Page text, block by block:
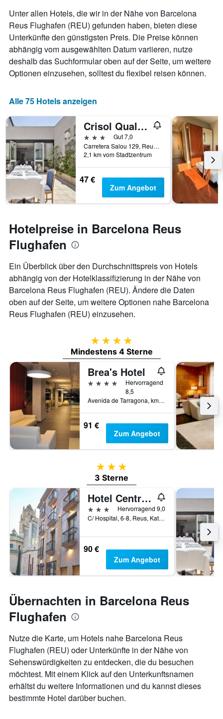
1
X-
Achse,
die
die
Wochentage
anzeigt.
hat
die
den
durchschnittlichen
Zimmerpreis
anzeigt.
Unter allen Hotels, die wir in der Nähe von Barcelona
Reus Flughafen (REU) gefunden haben, bieten diese
Unterkünfte den günstigsten Preis. Die Preise können
abhängig vom ausgewählten Datum variieren, nutze
deshalb das Suchformular oben auf der Seite, um weitere
Optionen einzusehen, solltest du flexibel reisen können.
Alle 75 Hotels anzeigen
Crisol Quality Reus
3 Sterne
Gut 7,0
Carretera Salou 129, Reus, Katalonien, Spanien
2,1 km vom Stadtzentrum
47 €
Zum Angebot
Hotelpreise in Barcelona Reus
Flughafen
Ein Überblick über den Durchschnittspreis von Hotels
abhängig von der Hotelklassifizierung in der Nähe von
Barcelona Reus Flughafen (REU). Ändere die Daten
oben auf der Seite, um weitere Optionen nahe Barcelona
Reus Flughafen (REU) einzusehen.
4 Sterne
Mindestens 4 Sterne
Brea's Hotel
4 Sterne
Hervorragend
8,5
Avenida de Tarragona, km.1, Reus, Katalonien, Spanien
91 €
Zum Angebot
3 Sterne
3 Sterne
Hotel Centre Reus
3 Sterne
Hervorragend 9,0
C/ Hospital, 6-8, Reus, Katalonien, Spanien
90 €
Zum Angebot
Übernachten in Barcelona Reus
Flughafen
Nutze die Karte, um Hotels nahe Barcelona Reus
Flughafen (REU) oder Unterkünfte in der Nähe von
Sehenswürdigkeiten zu entdecken, die du besuchen
möchtest. Mit einem Klick auf den Unterkunftsnamen
erhältst du weitere Informationen und du kannst dieses
bestimmte Hotel darüber buchen.